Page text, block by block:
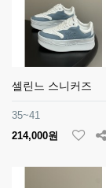
셀린느 스니커즈
35~41
214,000원